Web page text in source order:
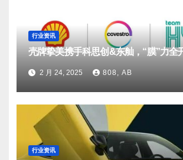
行业资讯
壳牌挚美携手科思创&东舢，“膜”力全
2 月 24, 2025 808, AB
行业资讯